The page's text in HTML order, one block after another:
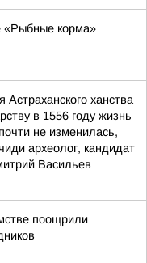
«Рыбные корма»
ханства
в 1556 году жизнь
не изменилась,
археолог, кандидат
Васильев
поощрили